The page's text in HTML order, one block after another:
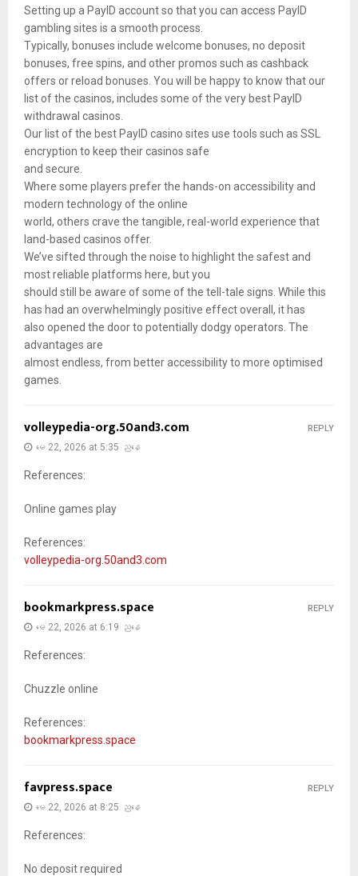
Setting up a PayID account so that you can access PayID
gambling sites is a smooth process.
Typically, bonuses include welcome bonuses, no deposit
bonuses, free spins, and other promos such as cashback
offers or reload bonuses. You will be happy to know that our
list of the casinos, includes some of the very best PayID
withdrawal casinos.
Our list of the best PayID casino sites use tools such as SSL
encryption to keep their casinos safe
and secure.
Where some players prefer the hands-on accessibility and
modern technology of the online
world, others crave the tangible, real-world experience that
land-based casinos offer.
We’ve sifted through the noise to highlight the safest and
most reliable platforms here, but you
should still be aware of some of the tell-tale signs. While this
has had an overwhelmingly positive effect overall, it has
also opened the door to potentially dodgy operators. The
advantages are
almost endless, from better accessibility to more optimised
games.
volleypedia-org.50and3.com
မေ 22, 2026 at 5:35 ညနေ
References:
Online games play
References:
volleypedia-org.50and3.com
REPLY
bookmarkpress.space
မေ 22, 2026 at 6:19 ညနေ
References:
Chuzzle online
References:
bookmarkpress.space
REPLY
favpress.space
မေ 22, 2026 at 8:25 ညနေ
References:
No deposit required
REPLY